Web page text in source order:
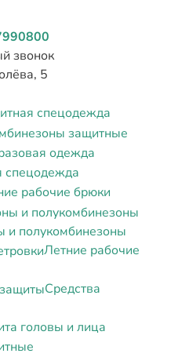
звонок
5
спецодежда
защитные
одежда
спецодежда
рабочие брюки
и полукомбинезоны
Летние рабочие
Средства
головы и лица